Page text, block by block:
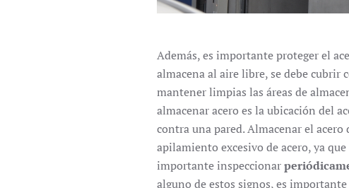
Además, es importante proteger el
almacena al aire libre, se debe cubrir
mantener limpias las áreas de
almacenar acero es la ubicación del
contra una pared. Almacenar el
apilamiento excesivo de acero, ya
importante inspeccionar
alguno de estos signos, es